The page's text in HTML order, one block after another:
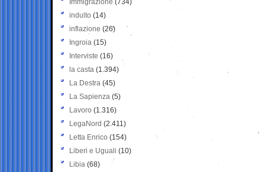
Immigrazione (734)
indulto (14)
inflazione (26)
Ingroia (15)
Interviste (16)
la casta (1.394)
La Destra (45)
La Sapienza (5)
Lavoro (1.316)
LegaNord (2.411)
Letta Enrico (154)
Liberi e Uguali (10)
Libia (68)